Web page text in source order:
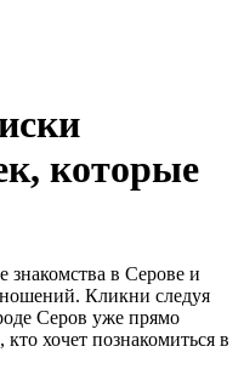
которые
в Серове и
Кликни следуя
Серов уже прямо
хочет познакомиться в